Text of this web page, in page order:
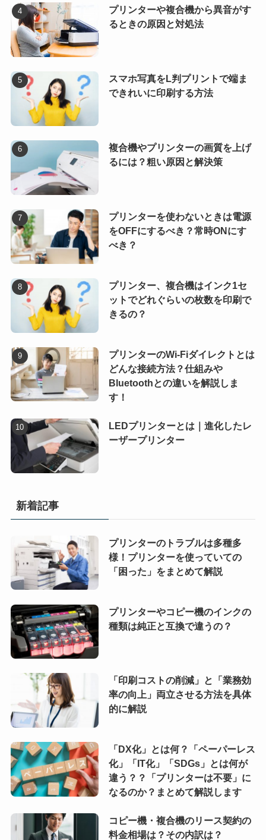
プリンターや複合機から異音がす
るときの原因と対処法
スマホ写真をL判プリントで端ま
できれいに印刷する方法
複合機やプリンターの画質を上げ
るには？粗い原因と解決策
プリンターを使わないときは電源
をOFFにするべき？常時ONにす
べき？
プリンター、複合機はインク1セ
ットでどれぐらいの枚数を印刷で
きるの？
プリンターのWi-Fiダイレクトとは
どんな接続方法？仕組みや
Bluetoothとの違いを解説しま
す！
LEDプリンターとは｜進化したレ
ーザープリンター
新着記事
プリンターのトラブルは多種多
様！プリンターを使っていての
「困った」をまとめて解説
プリンターやコピー機のインクの
種類は純正と互換で違うの？
「印刷コストの削減」と「業務効
率の向上」両立させる方法を具体
的に解説
「DX化」とは何？「ペーパーレス
化」「IT化」「SDGs」とは何が
違う？？「プリンターは不要」に
なるのか？まとめて解説します
コピー機・複合機のリース契約の
料金相場は？その内訳は？